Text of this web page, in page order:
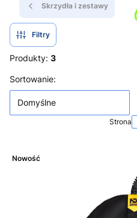
Skrzydła i zestawy
Filtry
Produkty: 3
Lista produktów
Sortowanie:
Domyślne
Strona
Nowość